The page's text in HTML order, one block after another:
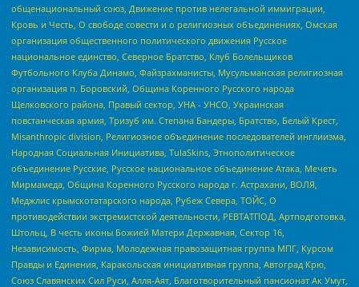
общенациональный союз, Движение против нелегальной иммиграции,
Кровь и Честь, О свободе совести и о религиозных объединениях, Омская
организация общественного политического движения Русское
национальное единство, Северное Братство, Клуб Болельщиков
Футбольного Клуба Динамо, Файзрахманисты, Мусульманская религиозная
организация п. Боровский, Община Коренного Русского народа
Щелковского района, Правый сектор, УНА - УНСО, Украинская
повстанческая армия, Тризуб им. Степана Бандеры, Братство, Белый Крест,
Misanthropic division, Религиозное объединение последователей инглиизма,
Народная Социальная Инициатива, TulaSkins, Этнополитическое
объединение Русские, Русское национальное объединение Атака, Мечеть
Мирмамеда, Община Коренного Русского народа г. Астрахани, ВОЛЯ,
Меджлис крымскотатарского народа, Рубеж Севера, ТОЙС, О
противодействии экстремистской деятельности, РЕВТАТПОД, Артподготовка,
Штольц, В честь иконы Божией Матери Державная, Сектор 16,
Независимость, Фирма, Молодежная правозащитная группа МПГ, Курсом
Правды и Единения, Каракольская инициативная группа, Автоград Крю,
Союз Славянских Сил Руси, Алля-Аят, Благотворительный пансионат Ак Умут,